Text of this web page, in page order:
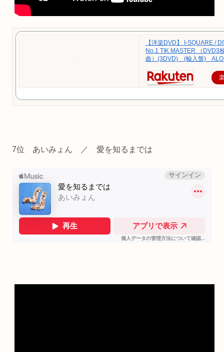
【洋楽DVD】 I-SQUARE /
No.1 TIK MASTER （DVD3
曲）(3DVD) (輸入盤)
7位 あいみょん ／ 愛を知るまでは